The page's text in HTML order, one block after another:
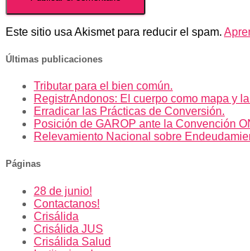
Este sitio usa Akismet para reducir el spam.
Últimas publicaciones
Tributar para el bien común.
RegistrAndonos: El cuerpo como mapa y
Erradicar las Prácticas de Conversión.
Posición de GAROP ante la Convención
Relevamiento Nacional sobre
Páginas
28 de junio!
Contactanos!
Crisálida
Crisálida JUS
Crisálida Salud